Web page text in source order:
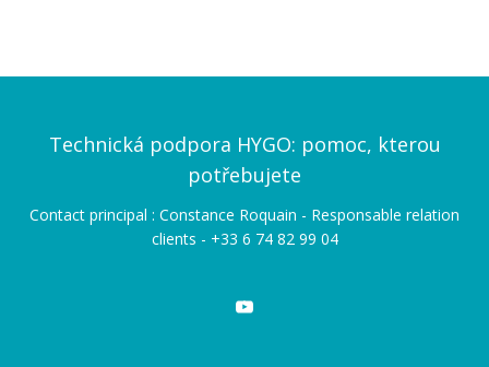
Technická podpora HYGO: pomoc, kterou
potřebujete
Contact principal : Constance Roquain - Responsable relation
clients - +33 6 74 82 99 04